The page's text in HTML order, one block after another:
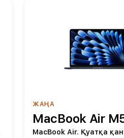
ЖАҢА
MacBook Air
MacBook Air. Қуатқа